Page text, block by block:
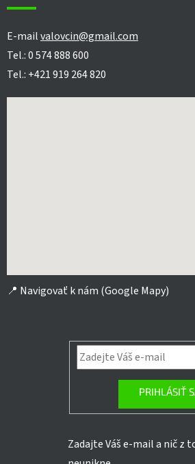
E-mailvalovcin@gmail.com
Tel.: 0 574 888 600
Tel.: +421 919 264 820
📍 Navigovať k nám (Google Mapy)
PRIHLÁSIŤ
Zadajte Váš e-mail a nič z